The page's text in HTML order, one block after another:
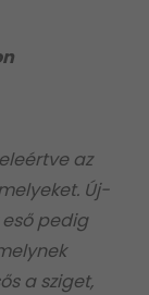
az
Új-
pedig
a sziget,